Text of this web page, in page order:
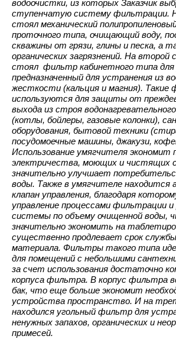
водоочистки, из которых Заказчик
ступенчатую систему фильтрации.
стоял механический
проточного типа, очищающий воду,
скважины от грязи, глины и песка, а
органических загрязнений. На второй
стоял фильтр кабинетного типа для
предназначенный для устранения из
жесткости (кальция и магния). Такие
используются для защиты от
выхода из строя
(котлы, бойлеры, газовые колонки),
оборудования, бытовой техники
посудомоечные машины, джакузи,
Использование умягчителя экономит
электричества, моющих и чистящих
значительно улучшает
воды. Также в умягчителе находится
клапан управления, благодаря
управление процессами фильтрации и
системы по объему очищенной воды,
значительно экономить на
существенно продлевает срок
материала. Фильтры такого типа
для помещений с небольшими
за счет использования достаточно
корпуса фильтра. В корпус фильтра
бак, что еще больше экономит
устройства пространство. И на
находился угольный фильтр для
ненужных запахов, органических и
примесей.